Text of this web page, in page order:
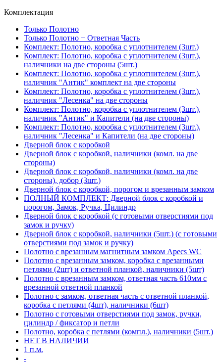
Комплектация
Только Полотно
Только Полотно + Ответная Часть
Комплект: Полотно, коробка с уплотнителем (3шт.)
Комплект: Полотно, коробка с уплотнителем (3шт.),
наличники на две стороны (5шт.)
Комплект: Полотно, коробка с уплотнителем (3шт.),
наличник "Антик" комплект на две стороны
Комплект: Полотно, коробка с уплотнителем (3шт.),
наличник "Лесенка" на две стороны
Комплект: Полотно, коробка с уплотнителем (3шт.),
наличник "Антик" и Капители (на две стороны)
Комплект: Полотно, коробка с уплотнителем (3шт.),
наличник "Лесенка" и Капители (на две стороны)
Дверной блок с коробкой
Дверной блок с коробкой, наличники (комл. на две
стороны)
Дверной блок с коробкой, наличники (комл. на две
стороны), добор (3шт.)
Дверной блок с коробкой, порогом и врезанным замком
ПОЛНЫЙ КОМПЛЕКТ: Дверной блок с коробкой и
порогом, Замок, Ручка, Цилиндр
Дверной блок с коробкой (с готовыми отверстиями под
замок и ручку)
Дверной блок с коробкой, наличники (5шт.) (с готовыми
отверстиями под замок и ручку)
Полотно с врезанным магнитным замком Apecs WC
Полотно с врезанным замком, коробка с врезанными
петлями (2шт) и ответной планкой, наличники (5шт)
Полотно с врезанным замком, ответная часть 610мм с
врезанной ответной планкой
Полотно с замком, ответная часть с ответной планкой,
коробка с петлями (4шт), наличники (6шт)
Полотно с готовыми отверстиями под замок, ручки,
цилиндр / фиксатор и петли
Полотно, коробка с петлями (компл.), наличники (5шт.)
НЕТ В НАЛИЧИИ
1 п.м.
-